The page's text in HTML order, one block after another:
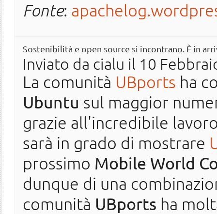
Fonte:
Sostenibilità e open source si incontrano. È in
Inviato da cialu il 10
La comunità UBports ha
Ubuntu sul maggior
grazie all'incredibile
sarà in grado di mostrare
prossimo Mobile World
dunque di una
comunità UBports ha